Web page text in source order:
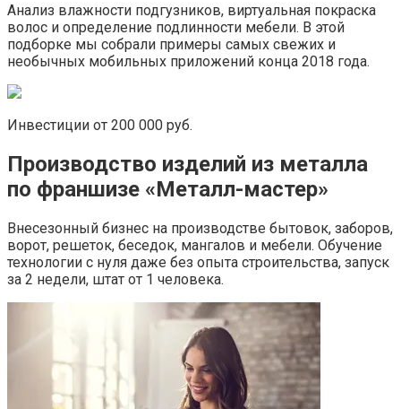
Анализ влажности подгузников, виртуальная покраска
волос и определение подлинности мебели. В этой
подборке мы собрали примеры самых свежих и
необычных мобильных приложений конца 2018 года.
Инвестиции от 200 000 руб.
Производство изделий из металла
по франшизе «Металл-мастер»
Внесезонный бизнес на производстве бытовок, заборов,
ворот, решеток, беседок, мангалов и мебели. Обучение
технологии с нуля даже без опыта строительства, запуск
за 2 недели, штат от 1 человека.